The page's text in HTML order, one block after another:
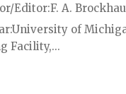
Editor F. A.
University of
Facility,...